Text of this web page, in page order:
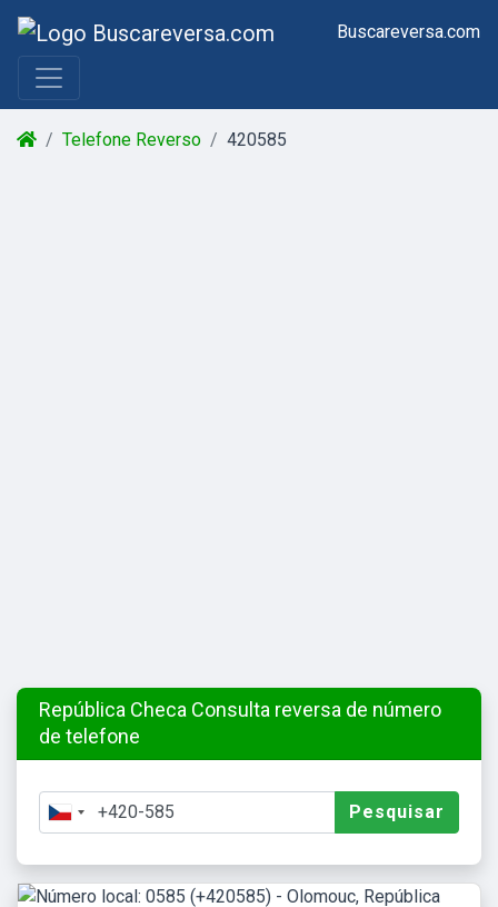
Buscareversa.com
Telefone Reverso 420585
República Checa Consulta reversa de número
de telefone
Pesquisar